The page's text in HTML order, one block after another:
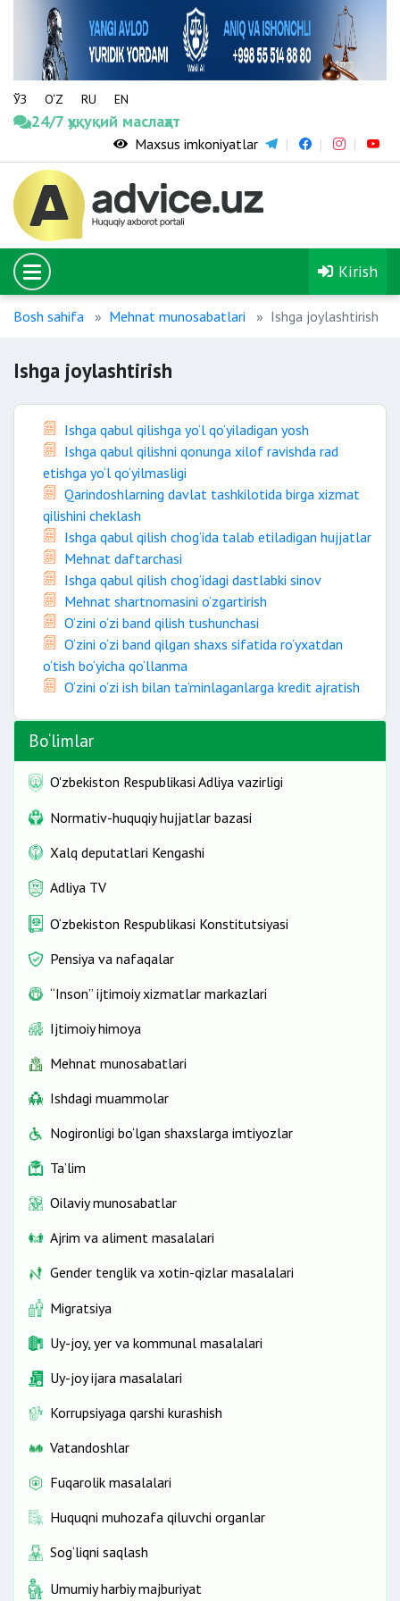
ЎЗ O‘Z RU EN
24/7 ҳуқуқий маслаҳат
Maxsus imkoniyatlar
Kirish
Bosh sahifa Mehnat munosabatlari Ishga joylashtirish
Ishga joylashtirish
Ishga qabul qilishga yo‘l qo‘yiladigan yosh
Ishga qabul qilishni qonunga xilof ravishda rad
etishga yo‘l qo‘yilmasligi
Qarindoshlarning davlat tashkilotida birga xizmat
qilishini cheklash
Ishga qabul qilish chog‘ida talab etiladigan hujjatlar
Mehnat daftarchasi
Ishga qabul qilish chog‘idagi dastlabki sinov
Mehnat shartnomasini o‘zgartirish
O‘zini o‘zi band qilish tushunchasi
O‘zini o‘zi band qilgan shaxs sifatida ro‘yxatdan
o‘tish bo‘yicha qo‘llanma
O‘zini o‘zi ish bilan ta’minlaganlarga kredit ajratish
Bo‘limlar
O'zbekiston Respublikasi Adliya vazirligi
Normativ-huquqiy hujjatlar bazasi
Xalq deputatlari Kengashi
Adliya TV
O‘zbekiston Respublikasi Konstitutsiyasi
Pensiya va nafaqalar
“Inson” ijtimoiy xizmatlar markazlari
Ijtimoiy himoya
Mehnat munosabatlari
Ishdagi muammolar
Nogironligi bo‘lgan shaxslarga imtiyozlar
Ta’lim
Oilaviy munosabatlar
Ajrim va aliment masalalari
Gender tenglik va xotin-qizlar masalalari
Migratsiya
Uy-joy, yer va kommunal masalalari
Uy-joy ijara masalalari
Korrupsiyaga qarshi kurashish
Vatandoshlar
Fuqarolik masalalari
Huquqni muhozafa qiluvchi organlar
Sog‘liqni saqlash
Umumiy harbiy majburiyat